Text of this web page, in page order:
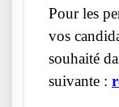
Pour les
vos
souhaité
suivante :